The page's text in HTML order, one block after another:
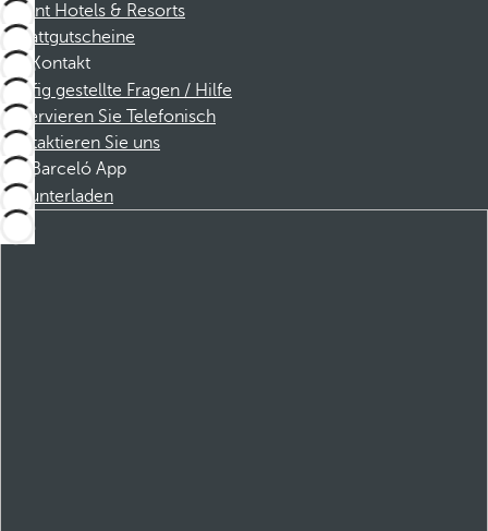
Dorint Hotels & Resorts
Rabattgutscheine
Kontakt
Häufig gestellte Fragen / Hilfe
Reservieren Sie Telefonisch
Kontaktieren Sie uns
Barceló App
Herunterladen